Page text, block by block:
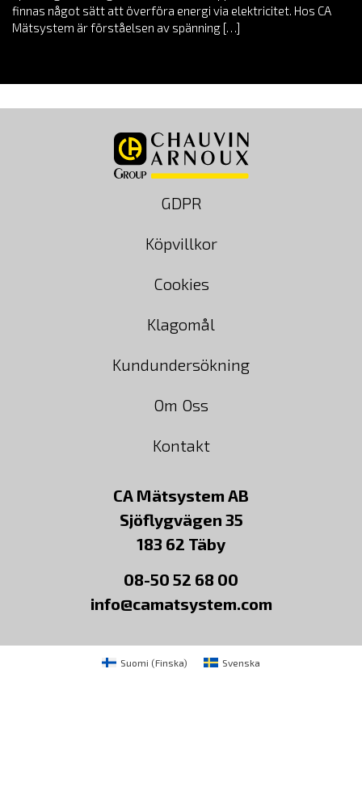
finnas något sätt att överföra energi via elektricitet. Hos CA
Mätsystem är förståelsen av spänning […]
GDPR
Köpvillkor
Cookies
Klagomål
Kundundersökning
Om Oss
Kontakt
CA Mätsystem AB
Sjöflygvägen 35
183 62 Täby
08-50 52 68 00
info@camatsystem.com
Suomi (Finska) Svenska